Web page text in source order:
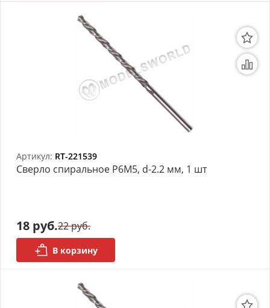
Артикул: RT-221539
Сверло спиральное Р6М5, d-2.2 мм, 1 шт
18 руб.22 руб.
В корзину